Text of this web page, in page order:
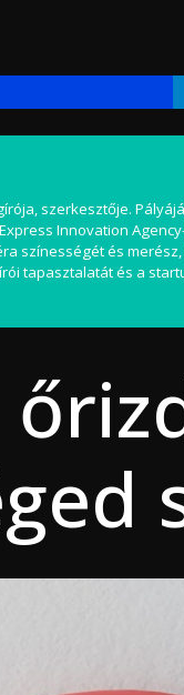
szerkesztője.
Innovation
színességét és
tapasztalatát és a